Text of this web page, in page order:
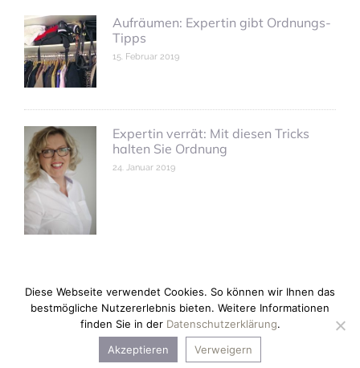
Aufräumen: Expertin gibt Ordnungs-
Tipps
15. Februar 2019
Expertin verrät: Mit diesen Tricks
halten Sie Ordnung
24. Januar 2019
Copyright © 2026 anne kleinhans.
Diese Webseite verwendet Cookies. So können wir Ihnen das
bestmögliche Nutzererlebnis bieten. Weitere Informationen
finden Sie in der Datenschutzerklärung.
Akzeptieren
Verweigern